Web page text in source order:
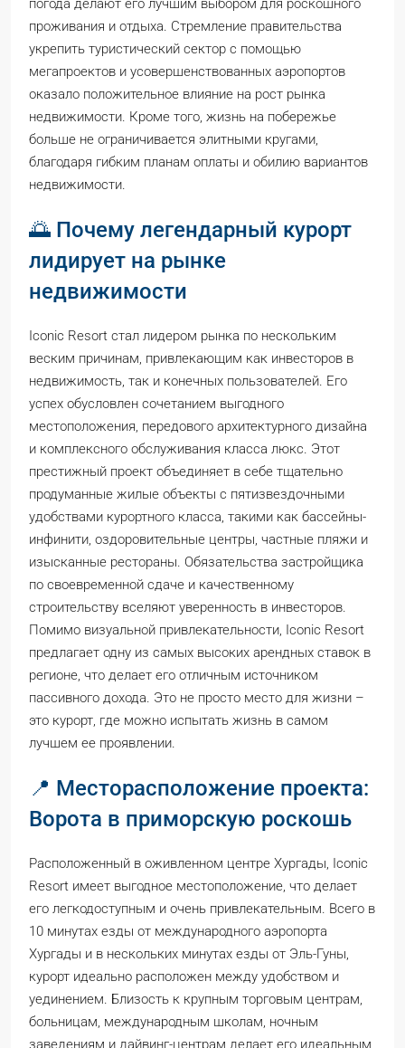
проживания и отдыха. Стремление правительства
укрепить туристический сектор с помощью
мегапроектов и усовершенствованных аэропортов
оказало положительное влияние на рост рынка
недвижимости. Кроме того, жизнь на побережье
больше не ограничивается элитными кругами,
благодаря гибким планам оплаты и обилию вариантов
недвижимости.
🌅 Почему легендарный курорт
лидирует на рынке
недвижимости
Iconic Resort стал лидером рынка по нескольким
веским причинам, привлекающим как инвесторов в
недвижимость, так и конечных пользователей. Его
успех обусловлен сочетанием выгодного
местоположения, передового архитектурного дизайна
и комплексного обслуживания класса люкс. Этот
престижный проект объединяет в себе тщательно
продуманные жилые объекты с пятизвездочными
удобствами курортного класса, такими как бассейны-
инфинити, оздоровительные центры, частные пляжи и
изысканные рестораны. Обязательства застройщика
по своевременной сдаче и качественному
строительству вселяют уверенность в инвесторов.
Помимо визуальной привлекательности, Iconic Resort
предлагает одну из самых высоких арендных ставок в
регионе, что делает его отличным источником
пассивного дохода. Это не просто место для жизни –
это курорт, где можно испытать жизнь в самом
лучшем ее проявлении.
📍 Месторасположение проекта:
Ворота в приморскую роскошь
Расположенный в оживленном центре Хургады, Iconic
Resort имеет выгодное местоположение, что делает
его легкодоступным и очень привлекательным. Всего в
10 минутах езды от международного аэропорта
Хургады и в нескольких минутах езды от Эль-Гуны,
курорт идеально расположен между удобством и
уединением. Близость к крупным торговым центрам,
больницам, международным школам, ночным
заведениям и дайвинг-центрам делает его идеальным